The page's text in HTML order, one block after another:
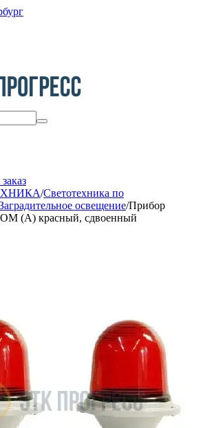
/Светотехника по
освещение/Прибор
(А) красный, сдвоенный